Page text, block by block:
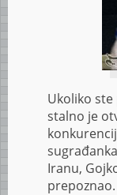
Ukoliko
stalno je
Iranu,